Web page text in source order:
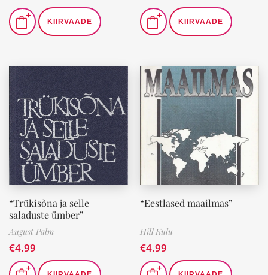
KIIRVAADE KIIRVAADE
“Trükisõna ja selle
saladuste ümber”
August Palm
€4.99
“Eestlased maailmas”
Hill Kulu
€4.99